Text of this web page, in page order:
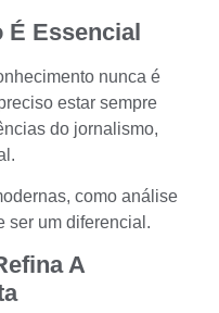
É Essencial
nunca é
estar sempre
do jornalismo,
como análise
ser um diferencial .
A